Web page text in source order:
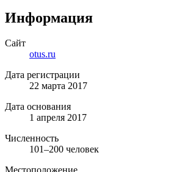
Информация
Сайт
otus.ru
Дата регистрации
22 марта 2017
Дата основания
1 апреля 2017
Численность
101–200 человек